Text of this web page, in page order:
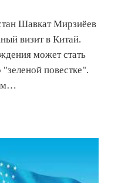
Шавкат Мирзиёев
визит в Китай.
может стать
повестке".